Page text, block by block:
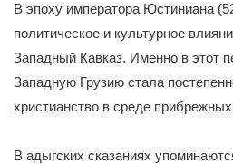
В эпоху императора Юстиниана
политическое и культурное
Западный Кавказ. Именно в этот
Западную Грузию стала
христианство в среде
В адыгских сказаниях